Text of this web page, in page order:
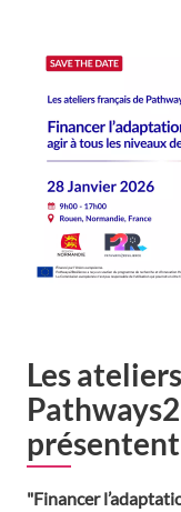
Les
"Financer